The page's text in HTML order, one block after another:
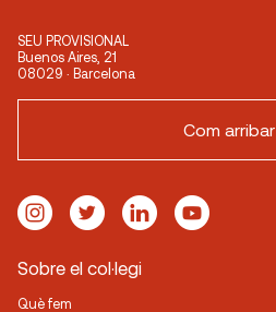
SEU PROVISIONAL
Buenos Aires, 21
08029 · Barcelona
Com arribar
Sobre el col·legi
Què fem